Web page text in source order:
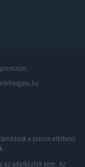
a piacon elérhető
az adatközlők sem. Az